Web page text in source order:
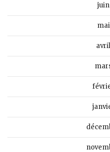
juin
mai